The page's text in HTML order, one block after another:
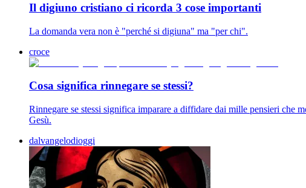
Il digiuno cristiano ci ricorda 3 cose importanti
La domanda vera non è "perché si digiuna" ma "per chi".
croce
Cosa significa rinnegare se stessi?
Rinnegare se stessi significa imparare a diffidare dai mille pensieri che
Gesù.
dalvangelodioggi